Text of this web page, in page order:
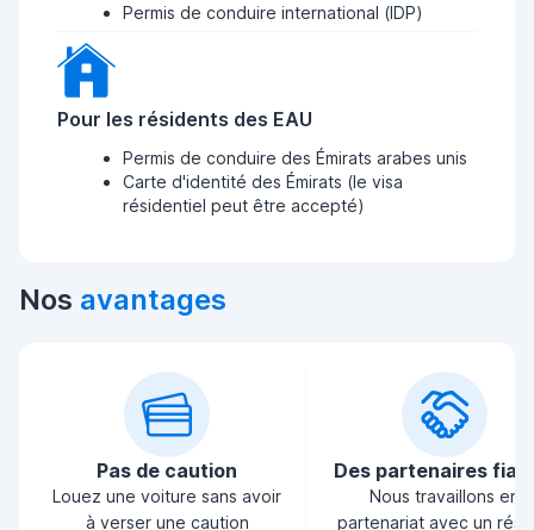
Permis de conduire international (IDP)
Pour les résidents des EAU
Permis de conduire des Émirats arabes unis
Carte d'identité des Émirats (le visa
résidentiel peut être accepté)
Nos avantages
Pas de caution
Louez une voiture sans avoir
à verser une caution
Des partenaires
Nous travaillons en
partenariat avec un